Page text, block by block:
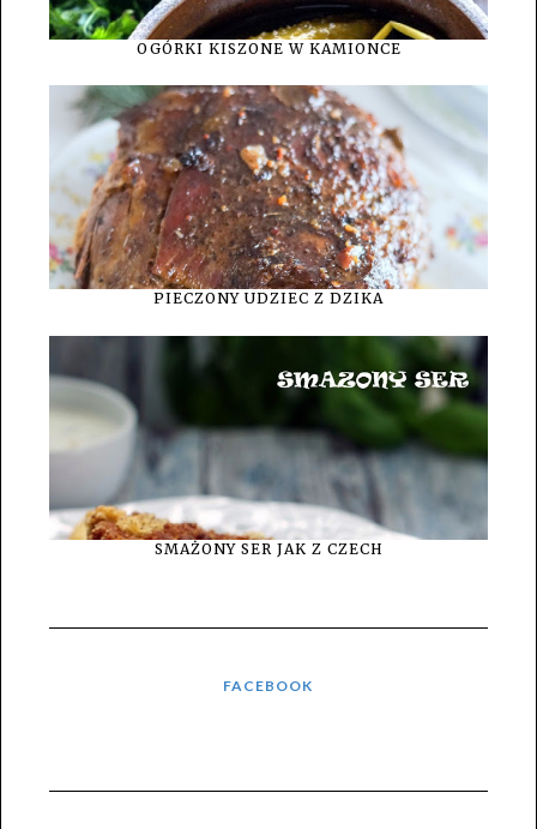
OGÓRKI KISZONE W KAMIONCE
PIECZONY UDZIEC Z DZIKA
SMAŻONY SER JAK Z CZECH
FACEBOOK